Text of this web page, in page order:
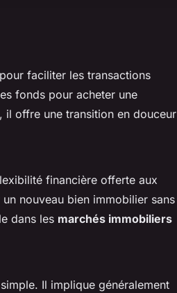
faciliter les transactions
fonds pour acheter une
il offre une transition en douceur
financière offerte aux
nouveau bien immobilier sans
dans les marchés immobiliers
Il implique généralement